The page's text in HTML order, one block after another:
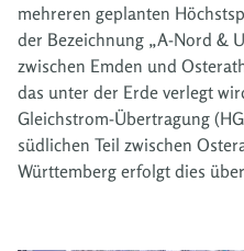
mehreren geplanten
der Bezeichnung „A-Nord &
zwischen Emden und
das unter der Erde verlegt
Gleichstrom-Übertragung
südlichen Teil zwischen
Württemberg erfolgt dies